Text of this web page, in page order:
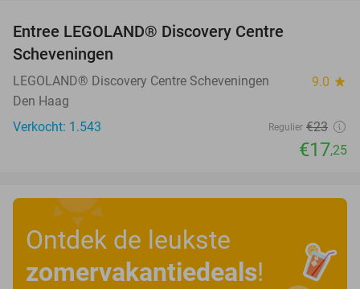
Entree LEGOLAND® Discovery Centre
Scheveningen
LEGOLAND® Discovery Centre Scheveningen 9.0 star
Den Haag
Verkocht: 1.543
Regulier €23
€17,25
Ontdek de leukste
zomervakantiedeals!